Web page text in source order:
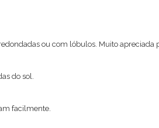
ou com lóbulos. Muito apreciada
do sol.
facilmente.